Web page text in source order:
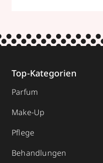
Top-Kategorien
Parfum
Make-Up
Pflege
Behandlungen